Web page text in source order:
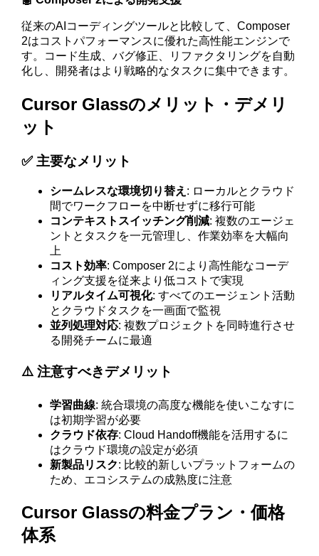
従来のAIコーディングツールと比較して、Composer
2はコストパフォーマンスに優れた高性能エンジンで
す。コード生成、バグ修正、リファクタリングを自動
化し、開発者はより戦略的なタスクに集中できます。
Cursor Glassのメリット・デメリ
ット
✅ 主要なメリット
シームレスな環境切り替え : ローカルとクラウド
間でワークフローを中断せずに移行可能
コンテキストスイッチング削減: 複数のエージェ
ントとタスクを一元管理し、作業効率を大幅向
上
コスト効率: Composer 2により高性能なコーデ
ィング支援を従来より低コストで実現
リアルタイム可視化: すべてのエージェント活動
とクラウドタスクを一画面で監視
並列処理対応: 複数プロジェクトを同時進行させ
る開発チームに最適
⚠️ 注意すべきデメリット
学習曲線: 統合環境の高度な機能を使いこなすに
は初期学習が必要
クラウド依存: Cloud Handoff機能を活用するに
はクラウド環境の設定が必須
新製品リスク: 比較的新しいプラットフォームの
ため、エコシステムの成熟度に注意
Cursor Glassの料金プラン・価格
体系